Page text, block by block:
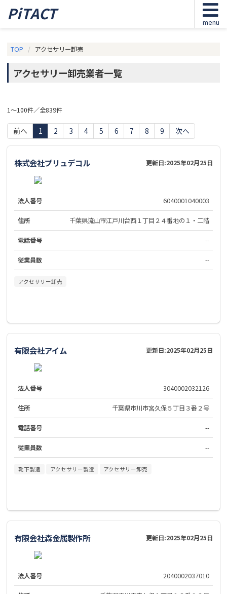
PiTACT menu
TOP アクセサリー卸売
アクセサリー卸売業者一覧
1～100件／全839件
前へ 1 2 3 4 5 6 7 8 9 次へ
株式会社プリュデコル 更新日:2025年02月25日
法人番号 6040001040003
住所 千葉県流山市江戸川台西１丁目２４番地の１・二階
電話番号 --
従業員数 --
アクセサリー卸売
有限会社アイム 更新日:2025年02月25日
法人番号 3040002032126
住所 千葉県市川市宮久保５丁目３番２号
電話番号 --
従業員数 --
靴下製造 アクセサリー製造 アクセサリー卸売
有限会社森金属製作所 更新日:2025年02月25日
法人番号 2040002037010